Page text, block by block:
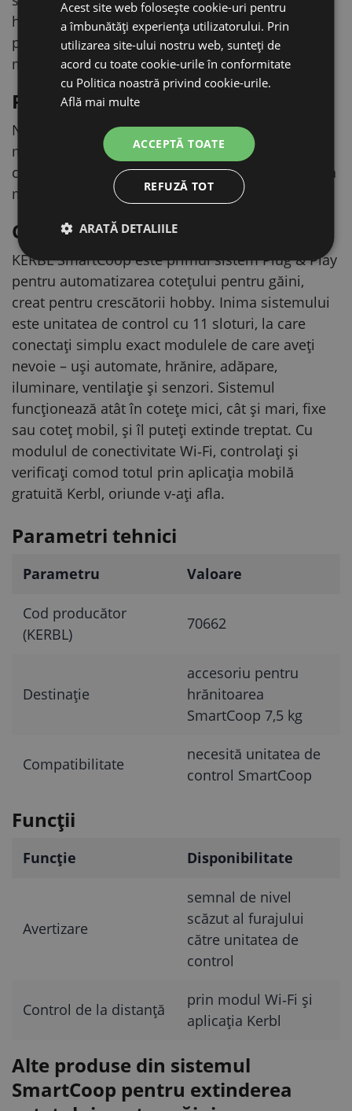
hrănitoarea cu pedală SmartCoop 7,5 kg și se
potrivește excelent împreună cu extensia de
mărire.
Parte din sistemul SmartCoop
Necesită unitatea de control SmartCoop. Cu
modulul de conectivitate Wi‑Fi, totul poate fi
controlat și monitorizat de la distanță în aplicația
mobilă gratuită Kerbl.
Ce este KERBL SmartCoop?
KERBL SmartCoop este primul sistem Plug & Play
pentru automatizarea cotețului pentru găini,
creat pentru crescătorii hobby. Inima sistemului
este unitatea de control cu 11 sloturi, la care
conectați simplu exact modulele de care aveți
nevoie – uși automate, hrănire, adăpare,
iluminare, ventilație și senzori. Sistemul
funcționează atât în cotețe mici, cât și mari, fixe
sau coteț mobil, și îl puteți extinde treptat. Cu
modulul de conectivitate Wi‑Fi, controlați și
verificați comod totul prin aplicația mobilă
gratuită Kerbl, oriunde v-ați afla.
Parametri tehnici
Parametru Valoare
Cod producător
(KERBL)
70662
Destinație
accesoriu pentru
hrănitoarea
SmartCoop 7,5 kg
Compatibilitate
necesită unitatea de
control SmartCoop
Funcții
Funcție Disponibilitate
Avertizare
semnal de nivel
scăzut al furajului
către unitatea de
control
Control de la distanță
prin modul Wi‑Fi și
aplicația Kerbl
Alte produse din sistemul
SmartCoop pentru extinderea
Acest site web folosește cookie-uri pentru
a îmbunătăți experiența utilizatorului. Prin
utilizarea site-ului nostru web, sunteți de
acord cu toate cookie-urile în conformitate
cu Politica noastră privind cookie-urile.
Află mai multe
ACCEPTĂ TOATE
REFUZĂ TOT
ARATĂ DETALIILE